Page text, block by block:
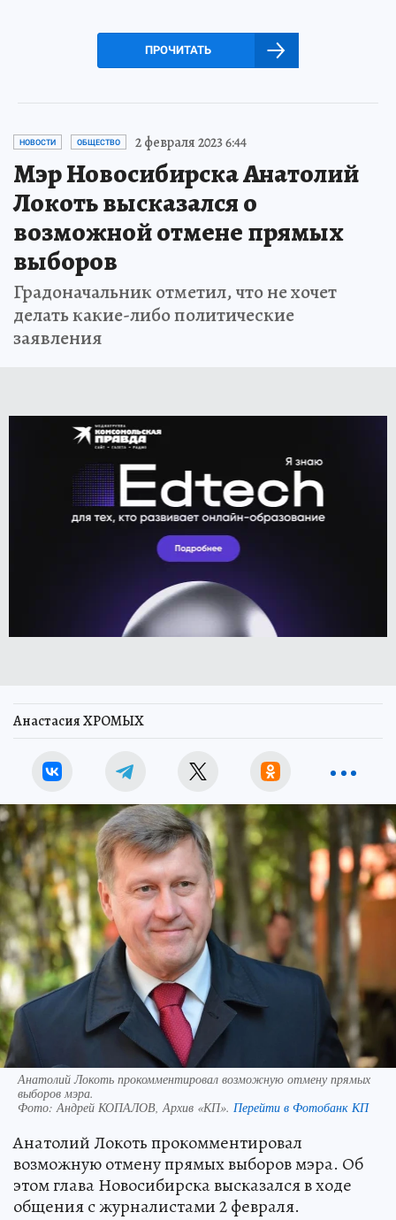
ПРОЧИТАТЬ
НОВОСТИ ОБЩЕСТВО 2 февраля 2023 6:44
Мэр Новосибирска Анатолий
Локоть высказался о
возможной отмене прямых
выборов
Градоначальник отметил, что не хочет
делать какие-либо политические
заявления
Анастасия ХРОМЫХ
Анатолий Локоть прокомментировал возможную отмену прямых
выборов мэра.
Фото:Андрей КОПАЛОВ, Архив «КП». Перейти в Фотобанк КП
Анатолий Локоть прокомментировал
возможную отмену прямых выборов мэра. Об
этом глава Новосибирска высказался в ходе
общения с журналистами 2 февраля.